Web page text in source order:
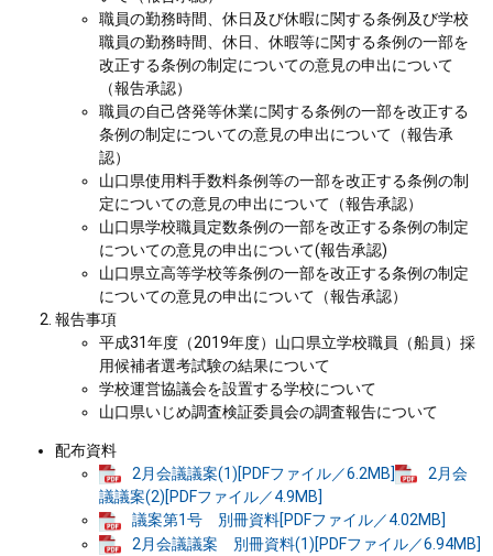
職員の勤務時間、休日及び休暇に関する条例及び学校
職員の勤務時間、休日、休暇等に関する条例の一部を
改正する条例の制定についての意見の申出について
（報告承認）
職員の自己啓発等休業に関する条例の一部を改正する
条例の制定についての意見の申出について（報告承
認）
山口県使用料手数料条例等の一部を改正する条例の制
定についての意見の申出について（報告承認）
山口県学校職員定数条例の一部を改正する条例の制定
についての意見の申出について(報告承認)
山口県立高等学校等条例の一部を改正する条例の制定
についての意見の申出について（報告承認）
報告事項
平成31年度（2019年度）山口県立学校職員（船員）採
用候補者選考試験の結果について
学校運営協議会を設置する学校について
山口県いじめ調査検証委員会の調査報告について
配布資料
2月会議議案(1)[PDFファイル／6.2MB]
2月会
議議案(2)[PDFファイル／4.9MB]
議案第1号 別冊資料[PDFファイル／4.02MB]
2月会議議案 別冊資料(1)[PDFファイル／6.94MB]